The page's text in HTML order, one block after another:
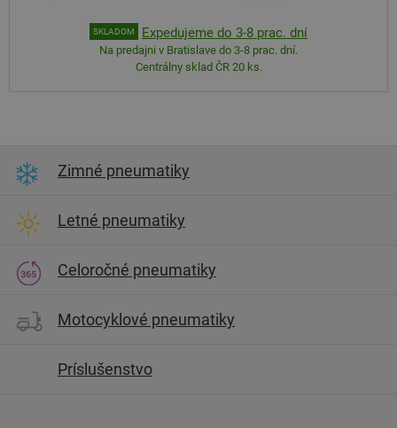
SKLADOM Expedujeme do 3-8 prac. dní
Na predajni v Bratislave do 3-8 prac. dní.
Centrálny sklad ČR 20 ks.
Zimné pneumatiky
Letné pneumatiky
Celoročné pneumatiky
Motocyklové pneumatiky
Príslušenstvo